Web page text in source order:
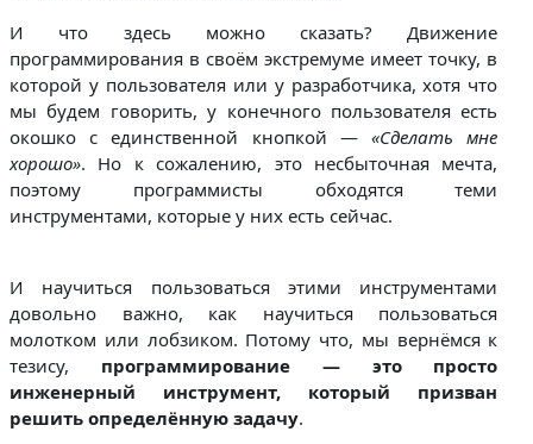
И что здесь можно сказать? Движение
программирования в своём экстремуме имеет точку, в
которой у пользователя или у разработчика, хотя что
мы будем говорить, у конечного пользователя есть
окошко с единственной кнопкой —«Сделать мне
хорошо». Но к сожалению, это несбыточная мечта,
поэтому программисты обходятся теми
инструментами, которые у них есть сейчас.
И научиться пользоваться этими инструментами
довольно важно, как научиться пользоваться
молотком или лобзиком. Потому что, мы вернёмся к
тезису, программирование — это просто
инженерный инструмент, который призван
решить определённую задачу.